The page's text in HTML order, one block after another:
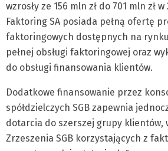
wzrosły ze 156 mln zł do 701 mln zł
Faktoring SA posiada pełną ofertę
faktoringowych dostępnych na
pełnej obsługi faktoringowej oraz
do obsługi finansowania klientów.
Dodatkowe finansowanie przez
spółdzielczych SGB zapewnia
dotarcia do szerszej grupy klientów,
Zrzeszenia SGB korzystających z